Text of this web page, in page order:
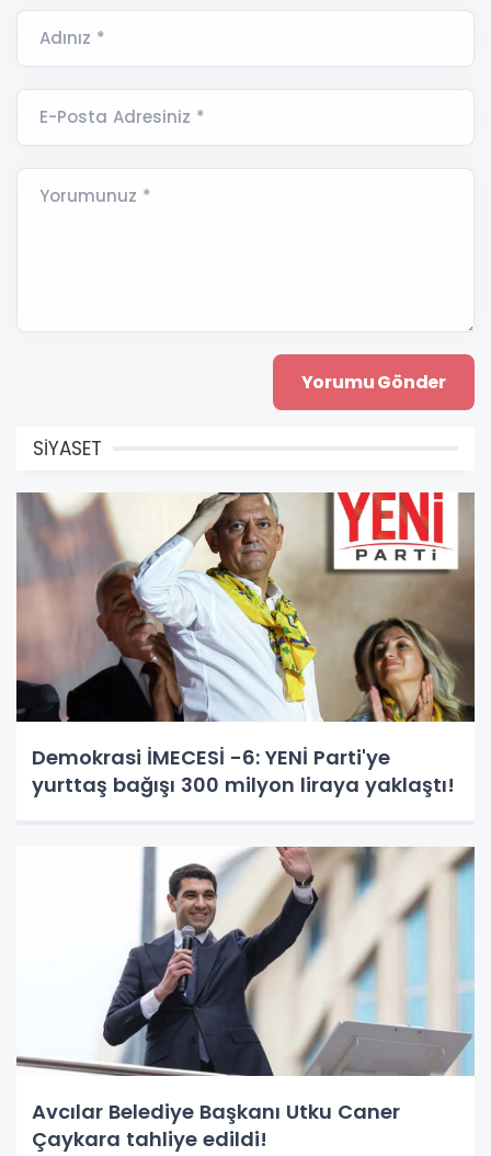
Adınız *
E-Posta Adresiniz *
Yorumunuz *
SİYASET
Demokrasi İMECESİ -6: YENİ Parti'ye
yurttaş bağışı 300 milyon liraya yaklaştı!
Avcılar Belediye Başkanı Utku Caner
Çaykara tahliye edildi!